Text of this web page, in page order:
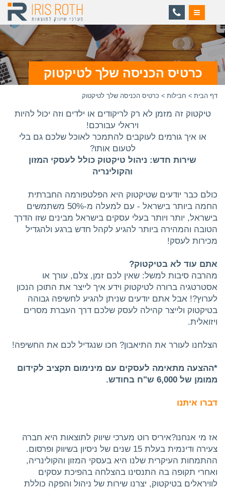
ניווט
כרטיס הכניסה שלך לטיקטוק
דף הבית חבילות כרטיס הכניסה שלך לטיקטוק
טיקטוק זה מזמן לא רק לריקודים או ילדים וזה יכול להיות
ויראלי עבורכם!
או איך גורמים לעוקבים להתמכר לאוכל שלכם גם בלי
לטעום אותו?
שירות חדש: ניהול טיקטוק כולל לעסקי המזון
והקולינריה
כולם כבר יודעים שטיקטוק היא הפלטפורמה החברתית
החמה ביותר בישראל - עם למעלה מ-50% משתמשים
בישראל, יותר ויותר בעלי עסקים בישראל מבינים שזו הדרך
הטובה והמהירה ביותר להגיע לקהל חדש ברגע ולהגדיל
מכירות לעסק!
אתם עוד לא בטיקטוק?
מהרבה סיבות למשל: שאין לכם זמן, צלם, עורך או
אסטרטגיה ברורה לטיקטוק וידע איך לייצר את התוכן הנכון
לערוץ?! אבל אתם יודעים שניתן להגיע לחשיפה גבוהה
בטיקטוק ולייצר קהילה לעסק שלכם דרך העברת מסרים
ויזואלית.
הצלחנו לעורר את התיאבון? חכו שנגדיל לכם את החשיפה!
*ההצעה מתאימה לעסקים עם מינימום תקציב לקידום
ממומן של 6,000 ש"ח בחודש.
דברו איתנו
אז מי אנחנו?איריס רוט מערכי שיווק לתוצאות היא חברה
צעירה ודינמית בעלת 15 שנים של ניסיון בשיווק ופרסום.
ההתמחות העיקרית שלנו היא בעסקי המזון והקולינריה,
ואחרי תקופה בה התנסינו בהצלחה בהפיכת עסקים
לוויראלים בטיקטוק, יצרנו שירות של ניהול והפקה כוללת